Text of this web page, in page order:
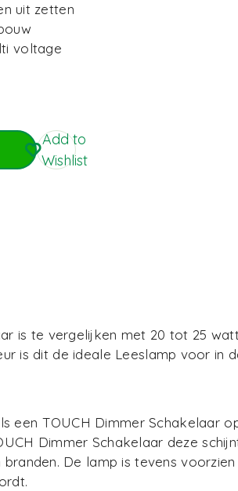
uit zetten
voltage
Add to
Wishlist
is te vergelijken met 20 tot 25
is dit de ideale Leeslamp voor in
een TOUCH Dimmer Schakelaar
Dimmer Schakelaar deze
De lamp is tevens